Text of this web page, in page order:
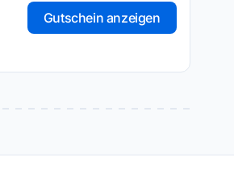
Gutschein anzeigen